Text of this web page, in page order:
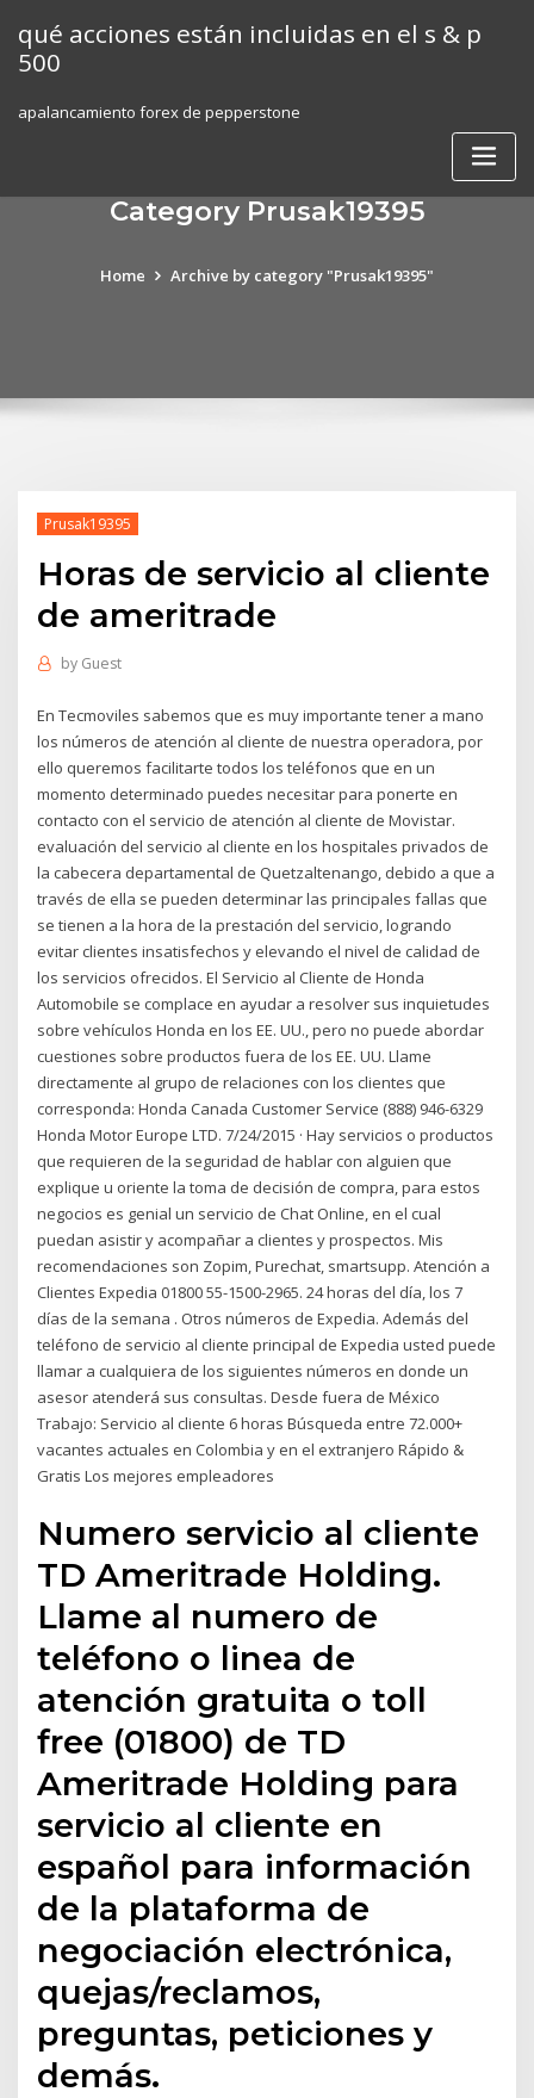
content
qué acciones están incluidas en el s & p
500
apalancamiento forex de pepperstone
Category Prusak19395
Home Archive by category "Prusak19395"
Prusak19395
Horas de servicio al cliente
de ameritrade
by Guest
En Tecmoviles sabemos que es muy importante tener a mano
los números de atención al cliente de nuestra operadora, por
ello queremos facilitarte todos los teléfonos que en un
momento determinado puedes necesitar para ponerte en
contacto con el servicio de atención al cliente de Movistar.
evaluación del servicio al cliente en los hospitales privados de
la cabecera departamental de Quetzaltenango, debido a que a
través de ella se pueden determinar las principales fallas que
se tienen a la hora de la prestación del servicio, logrando
evitar clientes insatisfechos y elevando el nivel de calidad de
los servicios ofrecidos. El Servicio al Cliente de Honda
Automobile se complace en ayudar a resolver sus inquietudes
sobre vehículos Honda en los EE. UU., pero no puede abordar
cuestiones sobre productos fuera de los EE. UU. Llame
directamente al grupo de relaciones con los clientes que
corresponda: Honda Canada Customer Service (888) 946-6329
Honda Motor Europe LTD. 7/24/2015 · Hay servicios o productos
que requieren de la seguridad de hablar con alguien que
explique u oriente la toma de decisión de compra, para estos
negocios es genial un servicio de Chat Online, en el cual
puedan asistir y acompañar a clientes y prospectos. Mis
recomendaciones son Zopim, Purechat, smartsupp. Atención a
Clientes Expedia 01800 55-1500-2965. 24 horas del día, los 7
días de la semana . Otros números de Expedia. Además del
teléfono de servicio al cliente principal de Expedia usted puede
llamar a cualquiera de los siguientes números en donde un
asesor atenderá sus consultas. Desde fuera de México
Trabajo: Servicio al cliente 6 horas Búsqueda entre 72.000+
vacantes actuales en Colombia y en el extranjero Rápido &
Gratis Los mejores empleadores
Numero servicio al cliente
TD Ameritrade Holding.
Llame al numero de
teléfono o linea de
atención gratuita o toll
free (01800) de TD
Ameritrade Holding para
servicio al cliente en
español para información
de la plataforma de
negociación electrónica,
quejas/reclamos,
preguntas, peticiones y
demás.